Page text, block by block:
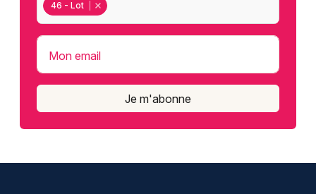
46 - Lot
Mon email
Je m'abonne